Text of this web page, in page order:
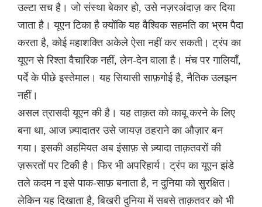
उल्टा सच है। जो संस्था बेकार हो, उसे नज़रअंदाज़ कर दिया
जाता है। यूएन टिका है क्योंकि यह वैश्विक सहमति का भ्रम पैदा
करता है, कोई महाशक्ति अकेले ऐसा नहीं कर सकती। ट्रंप का
यूएन से रिश्ता वैचारिक नहीं, लेन-देन वाला है। मंच पर गालियाँ,
पर्दे के पीछे इस्तेमाल। यह सियासी साफ़गोई है, नैतिक उलझन
नहीं।
असल त्रासदी यूएन की है। यह ताक़त को काबू करने के लिए
बना था, आज ज़्यादातर उसे जायज़ ठहराने का औज़ार बन
गया। इसकी अहमियत अब इंसाफ़ से ज़्यादा ताक़तवरों की
ज़रूरतों पर टिकी है। फिर भी अपरिहार्य। ट्रंप का यूएन झंडे
तले कदम न इसे पाक-साफ़ बनाता है, न दुनिया को सुरक्षित।
लेकिन यह दिखाता है, बिखरी दुनिया में सबसे ताक़तवर को भी